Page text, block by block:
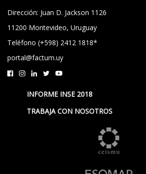
Dirección: Juan D. Jackson 1126
11200 Montevideo, Uruguay
Teléfono (+598) 2412 1818*
portal@factum.uy
INFORME INSE 2018
TRABAJA CON NOSOTROS